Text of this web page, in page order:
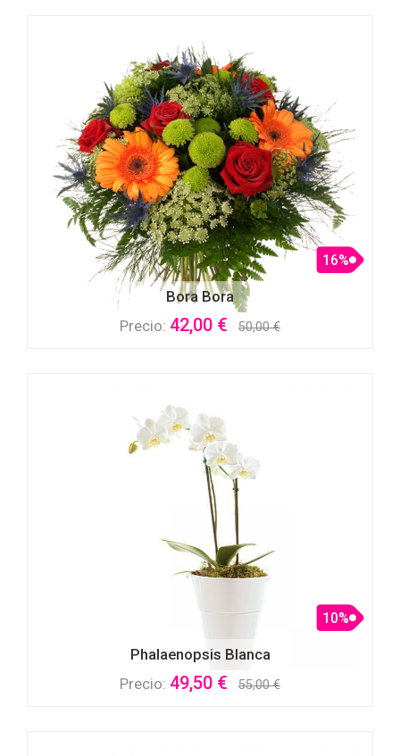
Bora Bora
16%
Precio: 42,00 € 50,00 €
Phalaenopsis Blanca
10%
Precio: 49,50 € 55,00 €